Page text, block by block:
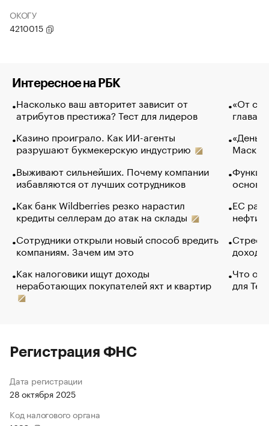
ОКОГУ
4210015
Интересное на РБК
Насколько ваш авторитет зависит от
атрибутов престижа? Тест для лидеров
Казино проиграло. Как ИИ-агенты
разрушают букмекерскую индустрию
Выживают сильнейших. Почему компании
избавляются от лучших сотрудников
Как банк Wildberries резко нарастил
кредиты селлерам до атак на склады
Сотрудники открыли новый способ вредить
компаниям. Зачем им это
Как налоговики ищут доходы
неработающих покупателей яхт и квартир
«От
глава
Маск в
основ
ЕС
нефти
Что
для
Регистрация ФНС
Дата регистрации
28 октября 2025
Код налогового органа